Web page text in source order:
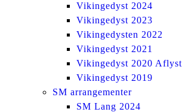
Vikingedyst 2024
Vikingedyst 2023
Vikingedysten 2022
Vikingedyst 2021
Vikingedyst 2020 Aflyst
Vikingedyst 2019
SM arrangementer
SM Lang 2024